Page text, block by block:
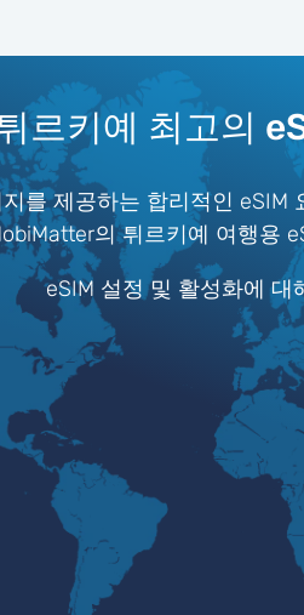
르키예 최고의
를 제공하는 합리적인
의 튀르키예 여행용
eSIM 설정 및 활성화에 대